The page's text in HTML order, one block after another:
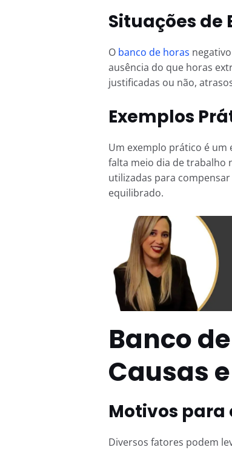
Situações de
O banco de horas
ausência do que horas
justificadas ou não,
Exemplos
Um exemplo prático é um
falta meio dia de trabalho
utilizadas para
equilibrado.
Banco
Causas
Motivos para
Diversos fatores podem